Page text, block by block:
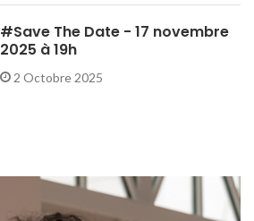
#Save The Date - 17 novembre
2025 à 19h
2 Octobre 2025